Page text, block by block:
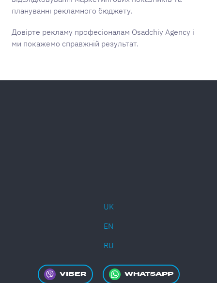
плануванні рекламного бюджету.
Довірте рекламу професіоналам Osadchiy Agency і
ми покажемо справжній результат.
UK
EN
RU
VIBER WHATSAPP